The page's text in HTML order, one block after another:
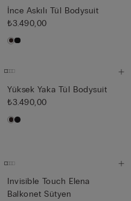
İnce Askılı Tül Bodysuit
₺3.490,00
Yüksek Yaka Tül Bodysuit
₺3.490,00
Invisible Touch Elena
Balkonet Sütyen